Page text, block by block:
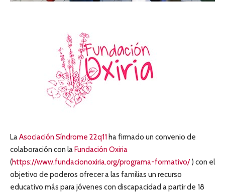
LaAsociación Síndrome 22q11 ha firmado un convenio de
colaboración con laFundación Oxiria
(https://www.fundacionoxiria.org/programa-formativo/) con el
objetivo de poderos ofrecer a las familias un recurso
educativo más para jóvenes con discapacidad a partir de 18